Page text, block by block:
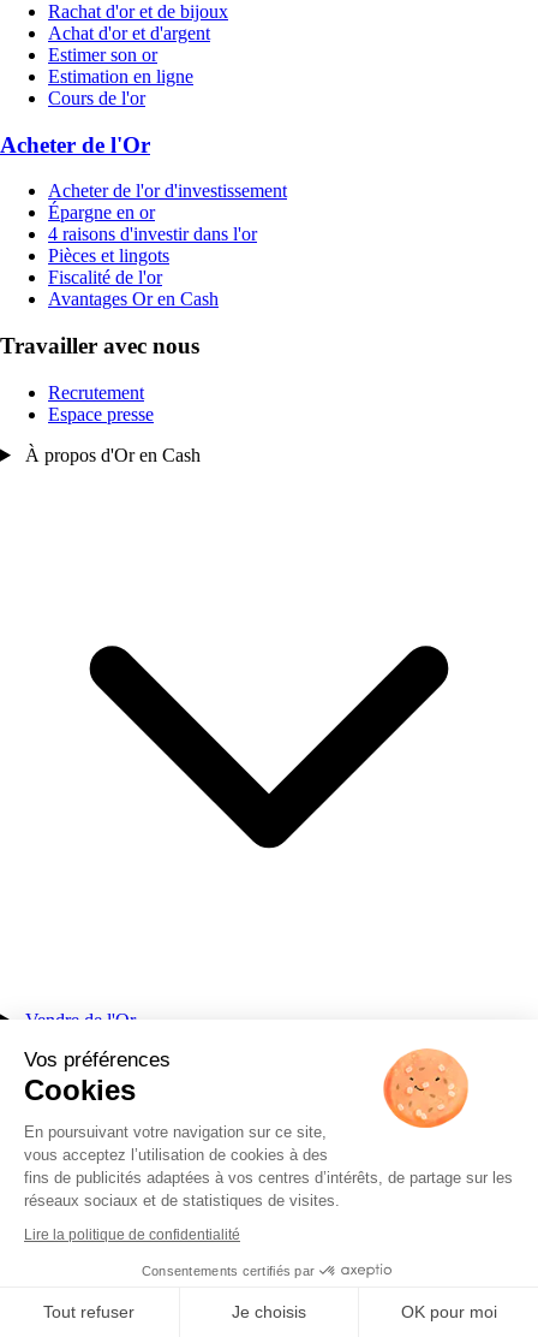
Vos préférences
Cookies
En poursuivant votre navigation sur ce site,
vous acceptez l’utilisation de cookies à des
fins de publicités adaptées à vos centres d’intérêts, de partage sur les
réseaux sociaux et de statistiques de visites.
Lire la politique de confidentialité
Consentements certifiés par
Tout refuser Je choisis OK pour moi
Rachat d'or et de bijoux
Achat d'or et d'argent
Estimer son or
Estimation en ligne
Cours de l'or
Acheter de l'Or
Acheter de l'or d'investissement
Épargne en or
4 raisons d'investir dans l'or
Pièces et lingots
Fiscalité de l'or
Avantages Or en Cash
Travailler avec nous
Recrutement
Espace presse
À propos d'Or en Cash
Vendre de l'Or